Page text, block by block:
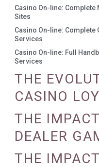
Casino On-line: Complete
Sites
Casino On-line: Complete
Services
Casino On-line: Full
Services
THE
CASINO
PROGRAMS
THE
DEALER
CASINO
THE